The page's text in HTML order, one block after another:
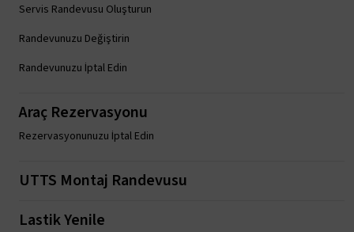
Servis Randevusu Oluşturun
Randevunuzu Değiştirin
Randevunuzu İptal Edin
Araç Rezervasyonu
Rezervasyonunuzu İptal Edin
UTTS Montaj Randevusu
Lastik Yenile